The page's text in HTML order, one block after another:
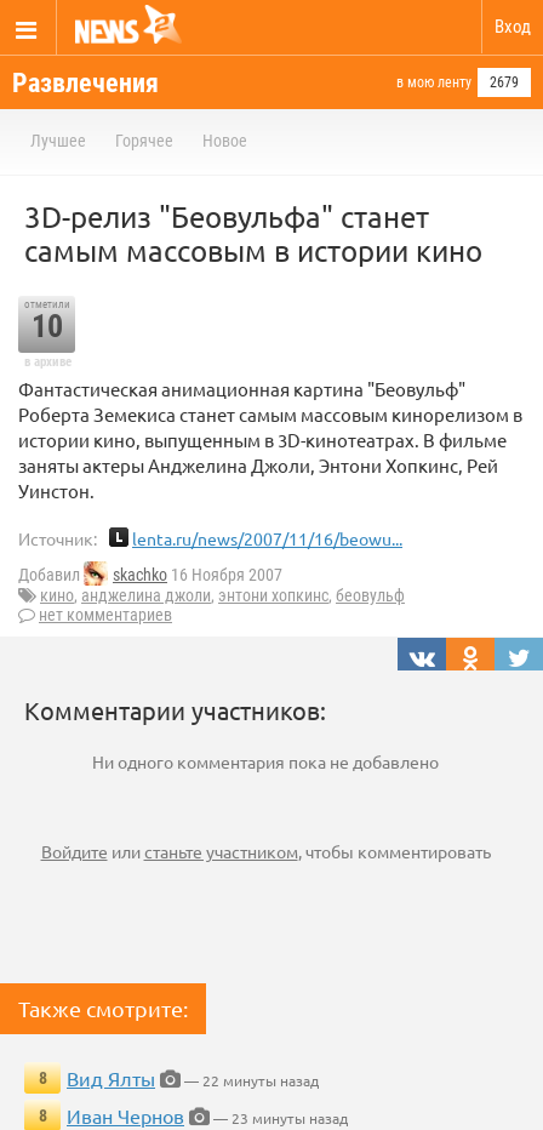
Вход
Развлечения в мою ленту 2679
Лучшее Горячее Новое
3D-релиз "Беовульфа" станет
самым массовым в истории кино
отметили
10
в архиве
Фантастическая анимационная картина "Беовульф"
Роберта Земекиса станет самым массовым кинорелизом в
истории кино, выпущенным в 3D-кинотеатрах. В фильме
заняты актеры Анджелина Джоли, Энтони Хопкинс, Рей
Уинстон.
Источник: lenta.ru/news/2007/11/16/beowu...
Добавил skachko 16 Ноября 2007
кино, анджелина джоли, энтони хопкинс, беовульф
нет комментариев
Комментарии участников:
Ни одного комментария пока не добавлено
Войдите илистаньте участником, чтобы комментировать
Также смотрите:
8 Вид Ялты
— 22 минуты назад
8
Иван Чернов
— 23 минуты назад